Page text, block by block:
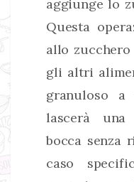
aggiunge lo
Questa
allo
gli altri
granuloso a
lascerà
bocca senza
caso